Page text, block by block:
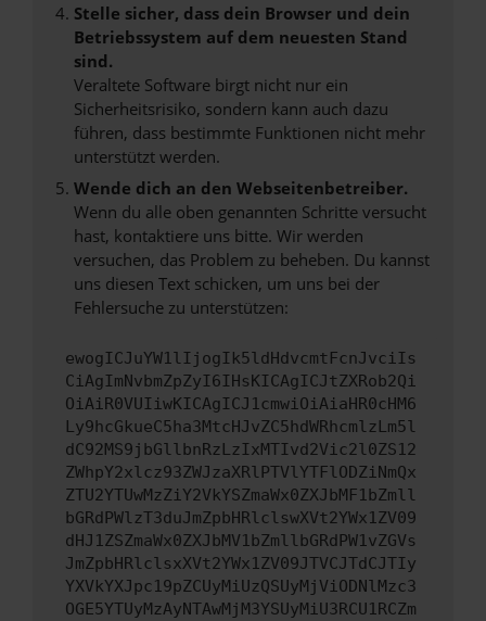
Stelle sicher, dass dein Browser und dein
Betriebssystem auf dem neuesten Stand
sind.
Veraltete Software birgt nicht nur ein
Sicherheitsrisiko, sondern kann auch dazu
führen, dass bestimmte Funktionen nicht mehr
unterstützt werden.
Wende dich an den Webseitenbetreiber.
Wenn du alle oben genannten Schritte versucht
hast, kontaktiere uns bitte. Wir werden
versuchen, das Problem zu beheben. Du kannst
uns diesen Text schicken, um uns bei der
Fehlersuche zu unterstützen:
ewogICJuYW1lIjogIk5ldHdvcmtFcnJvciIs
CiAgImNvbmZpZyI6IHsKICAgICJtZXRob2Qi
OiAiR0VUIiwKICAgICJ1cmwiOiAiaHR0cHM6
Ly9hcGkueC5ha3MtcHJvZC5hdWRhcmlzLm5l
dC92MS9jbGllbnRzLzIxMTIvd2Vic2l0ZS12
ZWhpY2xlcz93ZWJzaXRlPTVlYTFlODZiNmQx
ZTU2YTUwMzZiY2VkYSZmaWx0ZXJbMF1bZmll
bGRdPWlzT3duJmZpbHRlclswXVt2YWx1ZV09
dHJ1ZSZmaWx0ZXJbMV1bZmllbGRdPW1vZGVs
JmZpbHRlclsxXVt2YWx1ZV09JTVCJTdCJTIy
YXVkYXJpc19pZCUyMiUzQSUyMjViODNlMzc3
OGE5YTUyMzAyNTAwMjM3YSUyMiU3RCU1RCZm